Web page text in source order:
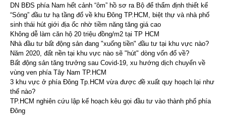
DN BĐS phía Nam hết cảnh “ôm” hồ sơ ra Bộ để thẩm định thiết kế
“Sóng” đầu tư hạ tầng đổ về khu Đông TP.HCM, biệt thự và nhà phố
sinh thái hút giới địa ốc nhờ tiềm năng tăng giá cao
Không dễ làm căn hộ 20 triệu đồng/m2 tại TP HCM
Nhà đầu tư bất động sản đang "xuống tiền" đầu tư tại khu vực nào?
Năm 2020, đất nền tại khu vực nào sẽ "hút" dòng vốn đổ về?
Bất động sản tăng trưởng sau Covid-19, xu hướng dịch chuyển về
vùng ven phía Tây Nam TP.HCM
3 khu vực ở phía Đông Tp.HCM vừa được đề xuất quy hoạch lại như
thế nào?
TP.HCM nghiên cứu lập kế hoạch kêu gọi đầu tư vào thành phố phía
Đông